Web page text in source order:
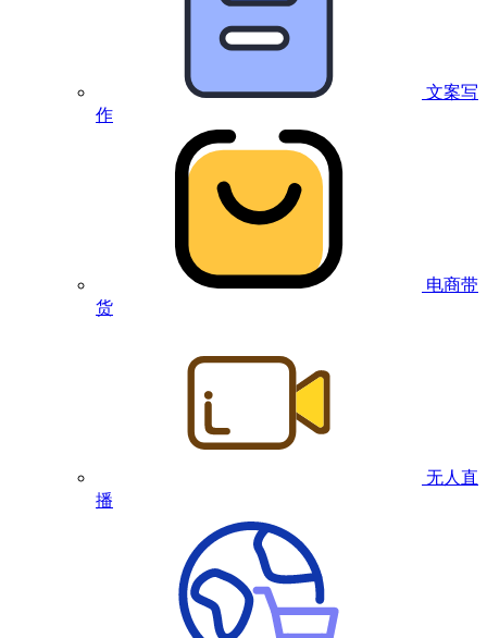
文案写
作
电商带
货
无人直
播